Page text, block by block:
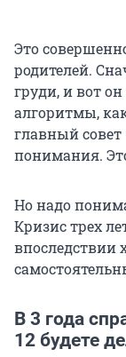
Это
родителей.
груди, и вот
алгоритмы,
главный
понимания.
Но надо
Кризис трех
впоследствии
В 3 года
12 будете